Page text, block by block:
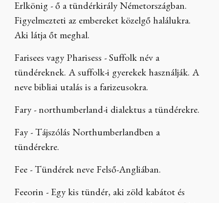
Erlkönig - ő a tündérkirály Németországban.
Figyelmezteti az embereket közelgő halálukra.
Aki látja őt meghal.
Farisees vagy Pharisess - Suffolk név a
tündéreknek. A suffolk-i gyerekek használják. A
neve bibliai utalás is a farizeusokra.
Fary - northumberland-i dialektus a tündérekre.
Fay - Tájszólás Northumberlandben a
tündérekre.
Fee - Tündérek neve Felső-Angliában.
Feeorin - Egy kis tündér, aki zöld kabátot és